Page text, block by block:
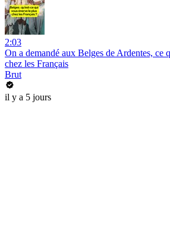
2:03
On a demandé aux Belges de Ardentes, ce
chez les Français
Brut
il y a 5 jours